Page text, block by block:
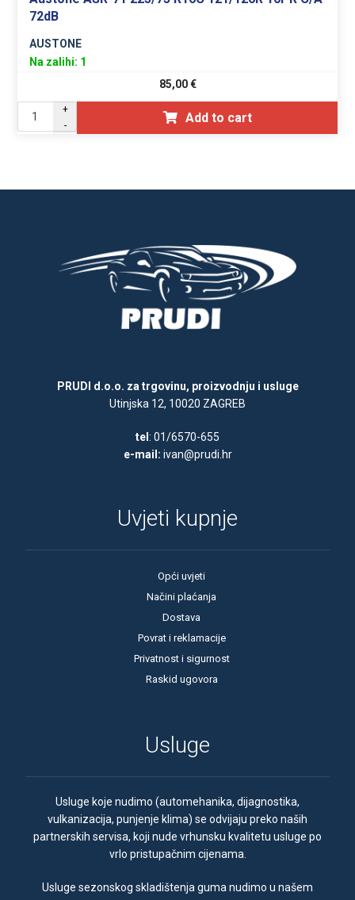
72dB
AUSTONE
Na zalihi: 1
85,00€
+
-
Add to cart
PRUDI d.o.o. za trgovinu, proizvodnju i usluge
Utinjska 12, 10020 ZAGREB
tel : 01/6570-655
e-mail: ivan@prudi.hr
Uvjeti kupnje
Opći uvjeti
Načini plaćanja
Dostava
Povrat i reklamacije
Privatnost i sigurnost
Raskid ugovora
Usluge
Usluge koje nudimo (automehanika, dijagnostika,
vulkanizacija, punjenje klima) se odvijaju preko naših
partnerskih servisa, koji nude vrhunsku kvalitetu usluge po
vrlo pristupačnim cijenama.
Usluge sezonskog skladištenja guma nudimo u našem